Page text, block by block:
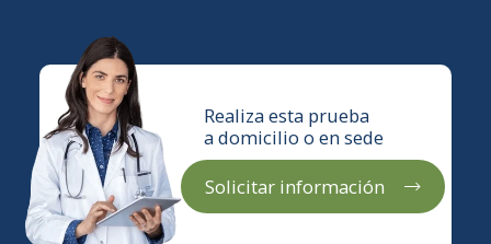
Realiza esta prueba
a domicilio o en sede
Solicitar información